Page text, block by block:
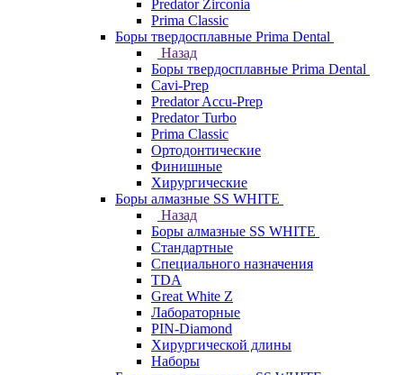
Predator Zirconia
Prima Classic
Боры твердосплавные Prima Dental
Назад
Боры твердосплавные Prima Dental
Cavi-Prep
Predator Accu-Prep
Predator Turbo
Prima Classic
Ортодонтические
Финишные
Хирургические
Боры алмазные SS WHITE
Назад
Боры алмазные SS WHITE
Стандартные
Специального назначения
TDA
Great White Z
Лабораторные
PIN-Diamond
Хирургической длины
Наборы